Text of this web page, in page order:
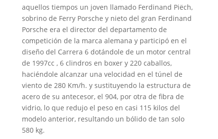
aquellos tiempos un joven llamado Ferdinand Piëch,
sobrino de Ferry Porsche y nieto del gran Ferdinand
Porsche era el director del departamento de
competición de la marca alemana y participó en el
diseño del Carrera 6 dotándole de un motor central
de 1997cc , 6 clindros en boxer y 220 caballos,
haciéndole alcanzar una velocidad en el túnel de
viento de 280 Km/h. y sustituyendo la estructura de
acero de su antecesor, el 904, por otra de fibra de
vidrio, lo que redujo el peso en casi 115 kilos del
modelo anterior, resultando un bólido de tan solo
580 kg.